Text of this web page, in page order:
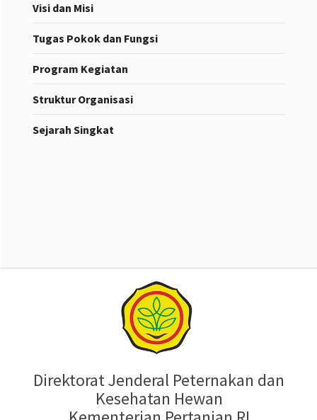
Visi dan Misi
Tugas Pokok dan Fungsi
Program Kegiatan
Struktur Organisasi
Sejarah Singkat
Direktorat Jenderal Peternakan dan
Kesehatan Hewan